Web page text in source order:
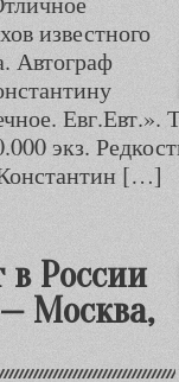
известного
Автограф
Евг.Евт.».
экз.
Константин […]
в России
Москва,